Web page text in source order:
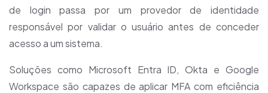
de login passa por um provedor de identidade
responsável por validar o usuário antes de conceder
acesso a um sistema.
Soluções como Microsoft Entra ID, Okta e Google
Workspace são capazes de aplicar MFA com eficiência